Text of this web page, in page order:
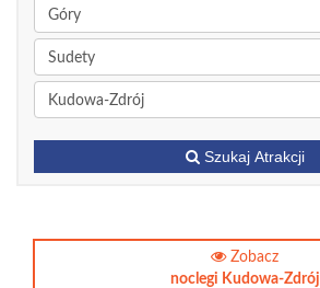
Góry
Sudety
Kudowa-Zdrój
Szukaj Atrakcji
Zobacz
noclegi Kudowa-Zdrój